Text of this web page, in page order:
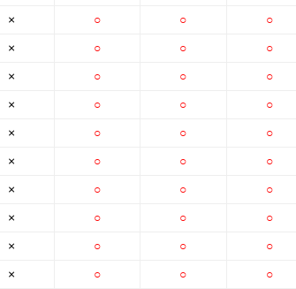
×
×
×
×
×
×
×
×
×
×
○
○
○
○
○
○
○
○
○
○
○
○
○
○
○
○
○
○
○
○
○
○
○
○
○
○
○
○
○
○